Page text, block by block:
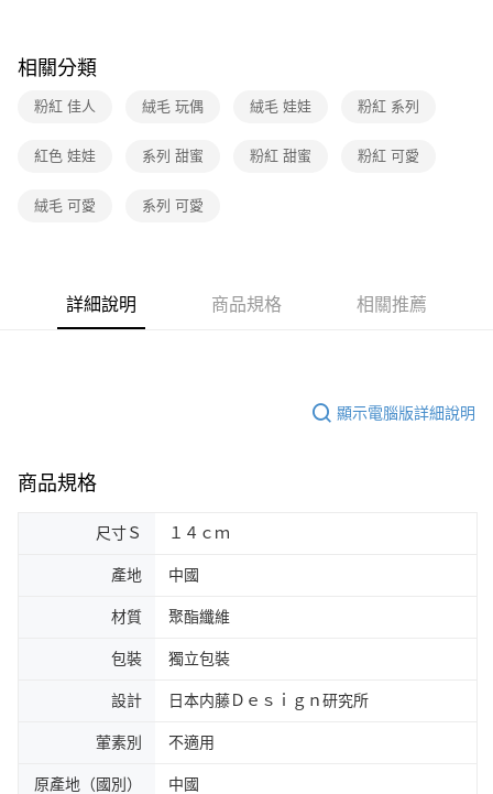
相關分類
粉紅 佳人 絨毛 玩偶 絨毛 娃娃 粉紅 系列
紅色 娃娃 系列 甜蜜 粉紅 甜蜜 粉紅 可愛
絨毛 可愛 系列 可愛
詳細說明 商品規格 相關推薦
顯示電腦版詳細說明
商品規格
尺寸Ｓ １４ｃｍ
產地 中國
材質 聚酯纖維
包裝 獨立包裝
設計 日本内藤Ｄｅｓｉｇｎ研究所
葷素別 不適用
原產地（國別） 中國